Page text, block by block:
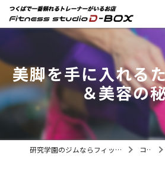
美脚を手に入れる
＆美容の
研究学園のジムならフィットネススタジオD-BOX コラム